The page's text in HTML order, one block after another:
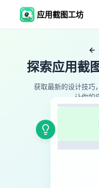
应用截图工坊
探索应用截
获取最新的设计技巧
让你的